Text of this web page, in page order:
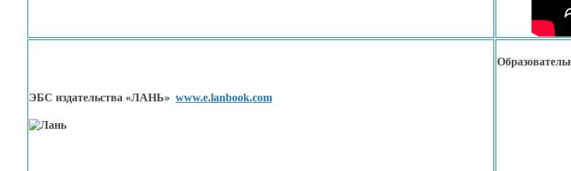
ЭБС издательства «ЛАНЬ» www.e.lanbook.com